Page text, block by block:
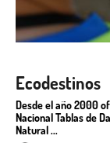
Ecodestinos
Desde el año 2000
Nacional Tablas de
Natural ...